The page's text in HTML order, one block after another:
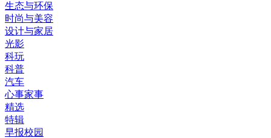
生态与环保
时尚与美容
设计与家居
光影
科玩
科普
汽车
心事家事
精选
特辑
早报校园